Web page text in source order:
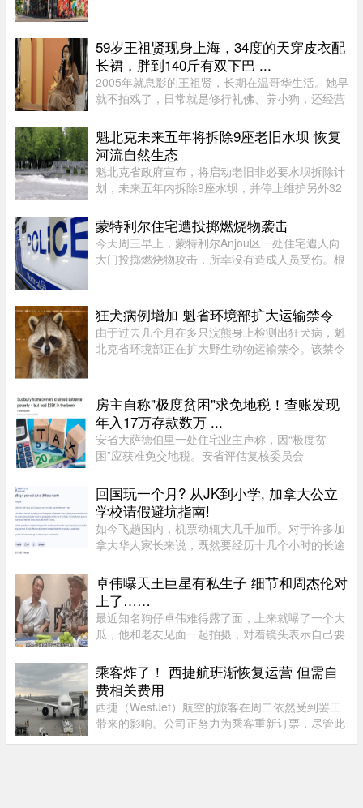
示：“我们正在把承诺变成行动 ...
59岁王祖贤现身上海，34度的天穿皮衣配
长裙，胖到140斤有双下巴 ...
2005年就息影的王祖贤，长期在温哥华生活。她早
就不拍戏了，日常就是修行礼佛、养小狗，还经营
活动。8月5日，网友在上海机场偶遇王祖贤。34度
的天气穿着皮衣外套配长裙 ...
魁北克未来五年将拆除9座老旧水坝 恢复
河流自然生态
魁北克省政府宣布，将启动老旧非必要水坝拆除计
划，未来五年内拆除9座水坝，并停止维护另外32
系统。这标志着魁北克正式加入国际上日益兴起的
拆坝潮流。 ...
蒙特利尔住宅遭投掷燃烧物袭击
今天周三早上，蒙特利尔Anjou区一处住宅遭人向
大门投掷燃烧物攻击，所幸没有造成人员受伤。根
Bellefontaine、靠近avenue de ...
狂犬病例增加 魁省环境部扩大运输禁令
由于过去几个月在多只浣熊身上检测出狂犬病，魁
北克省环境部正在扩大野生动物运输禁令。该禁令
五起延伸至 Centre-du- ...
房主自称"极度贫困"求免地税！查账发现
年入17万存款数万 ...
安省大萨德伯里一处住宅业主声称，因“极度贫
困”应获准免交地税。安省评估复核委员会
了该业主的申请。调查发现，这户家庭在扣除开支
后，年净收入超过 23,000 元，而且 ...
回国玩一个月? 从JK到小学, 加拿大公立
学校请假避坑指南!
如今飞趟国内，机票动辄大几千加币。对于许多加
拿大华人家长来说，既然要经历十几个小时的长途
趁着孩子还小，请假回国待上一个月，让孩子好好
陪陪爷爷奶奶，成了不少 ...
卓伟曝天王巨星有私生子 细节和周杰伦对
上了……
最近知名狗仔卓伟难得露了面，上来就曝了一个大
瓜，他和老友见面一起拍摄，对着镜头表示自己要
下，卓伟爆料之前明确表示，故事就是故事，他手
头也没有真凭实据，建议大 ...
乘客炸了！ 西捷航班渐恢复运营 但需自
费相关费用
西捷（WestJet）航空的旅客在周二依然受到罢工
带来的影响。公司正努力为乘客重新订票，尽管此